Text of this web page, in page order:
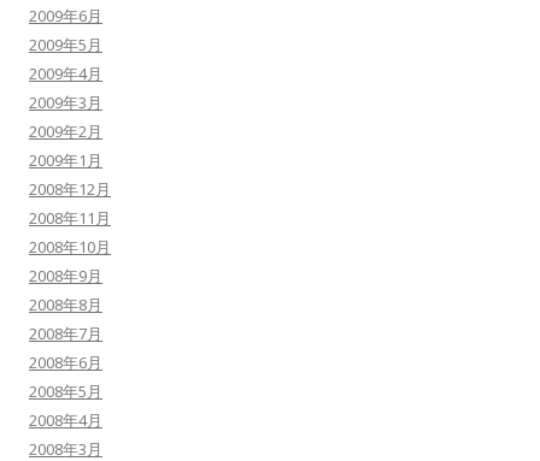
2009年6月
2009年5月
2009年4月
2009年3月
2009年2月
2009年1月
2008年12月
2008年11月
2008年10月
2008年9月
2008年8月
2008年7月
2008年6月
2008年5月
2008年4月
2008年3月